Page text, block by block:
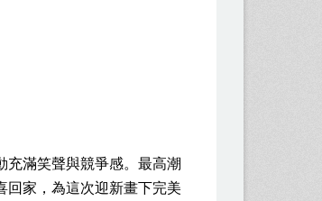
充滿笑聲與競爭感。最高潮
家，為這次迎新畫下完美